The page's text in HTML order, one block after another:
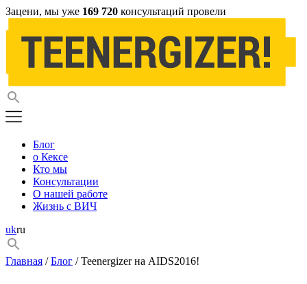
Зацени, мы уже 169 720 консультаций провели
Блог
о Кексе
Кто мы
Консультации
О нашей работе
Жизнь с ВИЧ
ukru
Главная /Блог / Teenergizer на AIDS2016!